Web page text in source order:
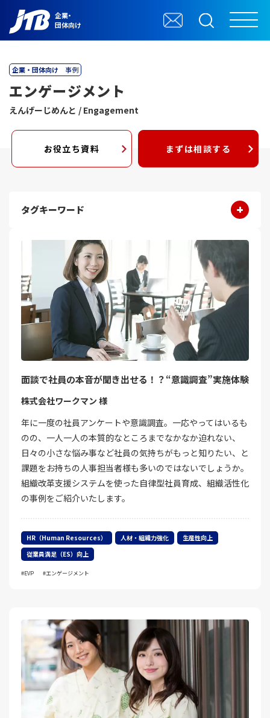
企業・
団体向け
企業・団体向け 事例
エンゲージメント
えんげーじめんと / Engagement
お役立ち資料 まずは相談する
タグキーワード
面談で社員の本音が聞き出せる！？“意識調査”実施体験
株式会社ワークマン 様
年に一度の社員アンケートや意識調査。一応やってはいるも
のの、一人一人の本質的なところまでなかなか迫れない、
日々の小さな悩み事など社員の気持ちがもっと知りたい、と
課題をお持ちの人事担当者様も多いのではないでしょうか。
組織改革支援システムを使った自律型社員育成、組織活性化
の事例をご紹介いたします。
HR（Human Resources） 人材・組織力強化
生産性向上
従業員満足（ES）向上
EVP エンゲージメント